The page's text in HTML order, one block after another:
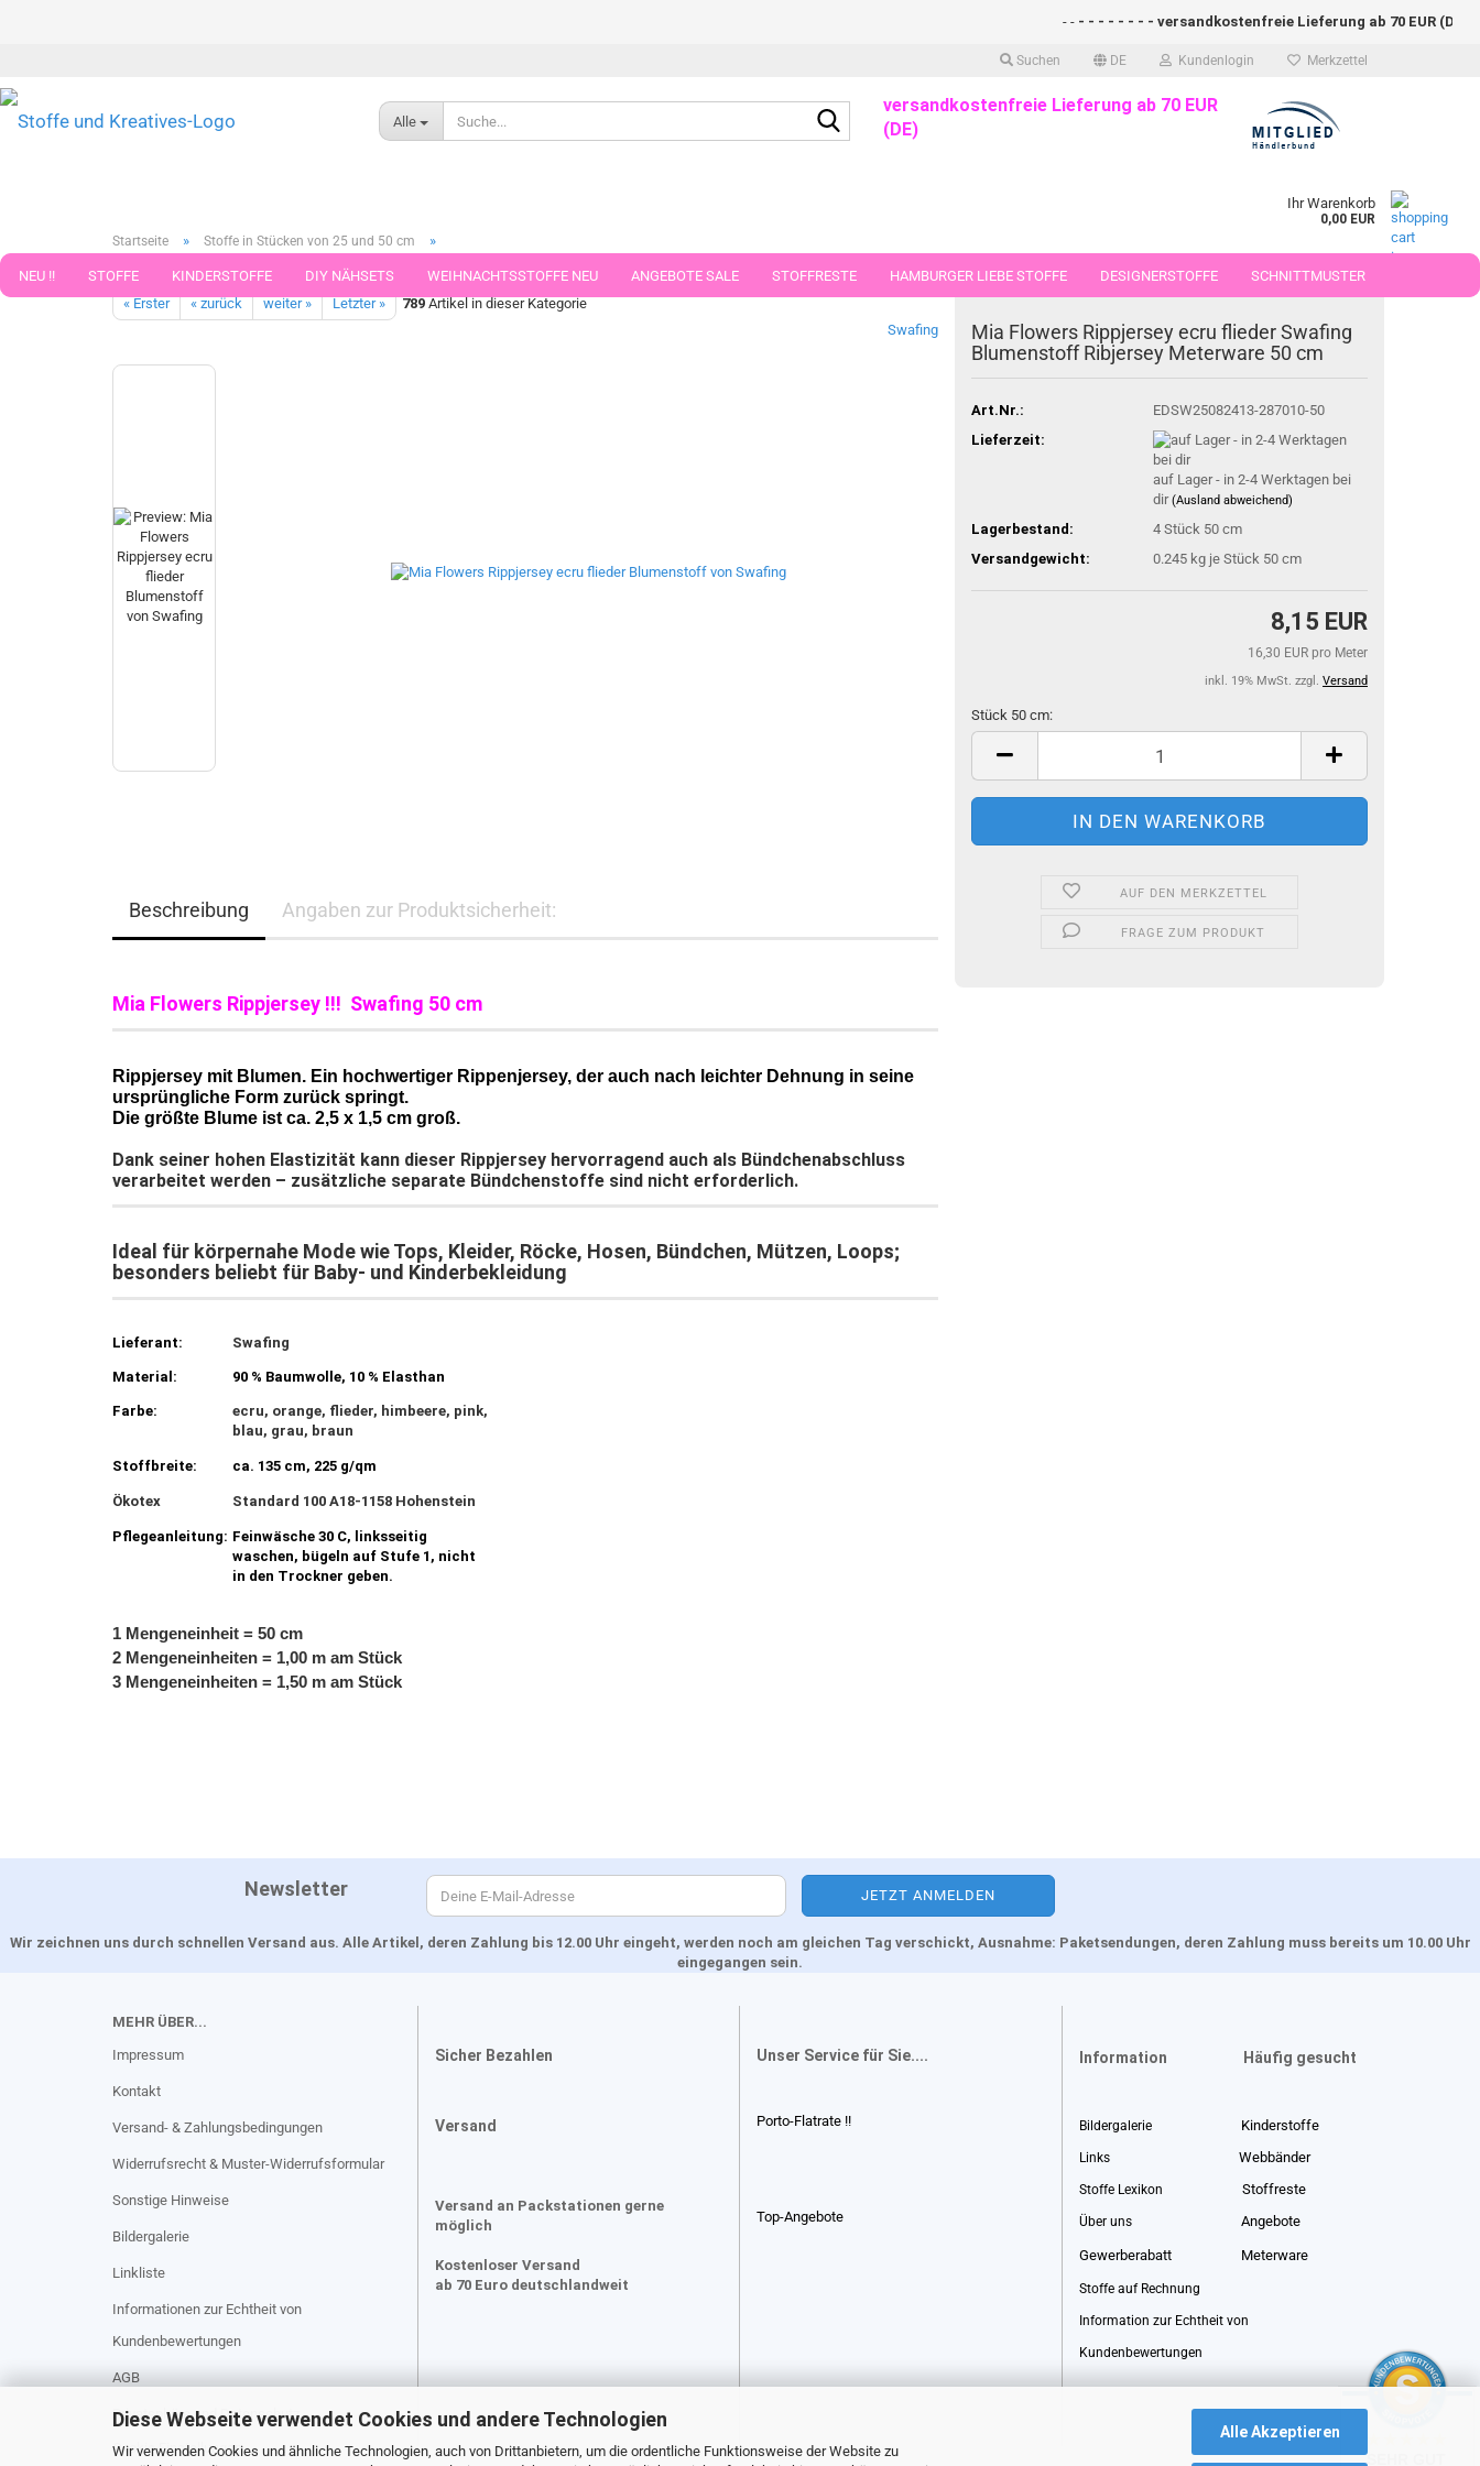
Diese Webseite verwendet Cookies und andere Technologien
Wir verwenden Cookies und ähnliche Technologien, auch von Drittanbietern, um die ordentliche Funktionsweise der Website zu
Alle Akzeptieren
Suchen DE Kundenlogin Merkzettel
- - - - - - - - versandkostenfreie Lieferung ab 70 EUR (DE)-
Alle
Suche...versandkostenfreie Lieferung ab 70 EUR
(DE)
Ihr Warenkorb
0,00 EUR
NEU !! STOFFE KINDERSTOFFE DIY NÄHSETS WEIHNACHTSSTOFFE NEU ANGEBOTE SALE STOFFRESTE HAMBURGER LIEBE STOFFE DESIGNERSTOFFE SCHNITTMUSTER
WEBBAND WEBBÄNDER NÄHZUBEHÖR WOLLE UND ZUBEHÖR STOFFE IN STÜCKEN VON 25 UND 50 CM
Startseite » Stoffe in Stücken von 25 und 50 cm »
« Erster « zurück weiter » Letzter » 789 Artikel in dieser Kategorie
Swafing
Mia Flowers Rippjersey ecru flieder Swafing
Blumenstoff Ribjersey Meterware 50 cm
Art.Nr.:
EDSW25082413-287010-50
Lieferzeit:
auf Lager - in 2-4 Werktagen bei
dir(Ausland abweichend)
Lagerbestand: 4 Stück 50 cm
Versandgewicht:
0.245 kg je Stück 50 cm
8,15 EUR
16,30 EUR pro Meter
inkl. 19% MwSt. zzgl. Versand
Stück 50 cm:
Stück
AUF DEN MERKZETTEL
FRAGE ZUM PRODUKT
Beschreibung Angaben zur Produktsicherheit:
Mia Flowers Rippjersey !!! Swafing 50 cm
Rippjersey mit Blumen. Ein hochwertiger Rippenjersey, der auch nach leichter Dehnung in seine
ursprüngliche Form zurück springt.
Die größte Blume ist ca. 2,5 x 1,5 cm groß.
Dank seiner hohen Elastizität kann dieser Rippjersey hervorragend auch als Bündchenabschluss
verarbeitet werden – zusätzliche separate Bündchenstoffe sind nicht erforderlich.
Ideal für körpernahe Mode wie Tops, Kleider, Röcke, Hosen, Bündchen, Mützen, Loops;
besonders beliebt für Baby‑ und Kinderbekleidung
Lieferant: Swafing
Material: 90 % Baumwolle, 10 % Elasthan
Farbe:
ecru, orange, flieder, himbeere, pink,
blau, grau, braun
Stoffbreite: ca. 135 cm, 225 g/qm
Ökotex Standard 100 A18-1158 Hohenstein
Pflegeanleitung: Feinwäsche 30 C, linksseitig
waschen, bügeln auf Stufe 1, nicht
in den Trockner geben.
1 Mengeneinheit = 50 cm
2 Mengeneinheiten = 1,00 m am Stück
3 Mengeneinheiten = 1,50 m am Stück
Newsletter
Wir zeichnen uns durch schnellen Versand aus. Alle Artikel, deren Zahlung bis 12.00 Uhr eingeht, werden noch am gleichen Tag verschickt, Ausnahme: Paketsendungen, deren Zahlung muss bereits um 10.00 Uhr
eingegangen sein.
MEHR ÜBER...
Impressum
Kontakt
Versand- & Zahlungsbedingungen
Widerrufsrecht & Muster-Widerrufsformular
Sonstige Hinweise
Bildergalerie
Linkliste
Informationen zur Echtheit von
Kundenbewertungen
AGB
Privatsphäre und Datenschutz
Cookie Einstellungen
Sicher Bezahlen
Versand
Versand an Packstationen gerne
möglich
Kostenloser Versand
ab 70 Euro deutschlandweit
Unser Service für Sie....
Porto-Flatrate !!
Top-Angebote
Information Häufig gesucht
Bildergalerie Kinderstoffe
Links Webbänder
Stoffe Lexikon Stoffreste
Über uns Angebote
Gewerberabatt Meterware
Stoffe auf Rechnung
Information zur Echtheit von
Kundenbewertungen
SEHR GUT